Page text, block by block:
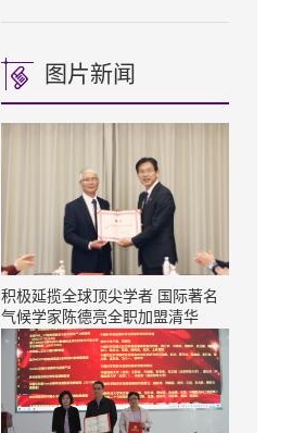
图片新闻
积极延揽全球顶尖学者 国际著名
气候学家陈德亮全职加盟清华